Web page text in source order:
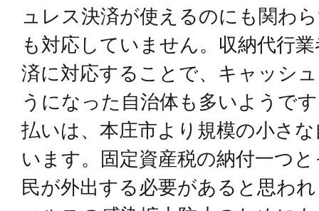
ュレス決済が使えるのにも関わ
も対応していません。収納代⾏
済に対応することで、キャッシ
うになった⾃治体も多いようで
払いは、本庄市より規模の小さ
います。固定資産税の納付一つ
⺠が外出する必要があると思わ